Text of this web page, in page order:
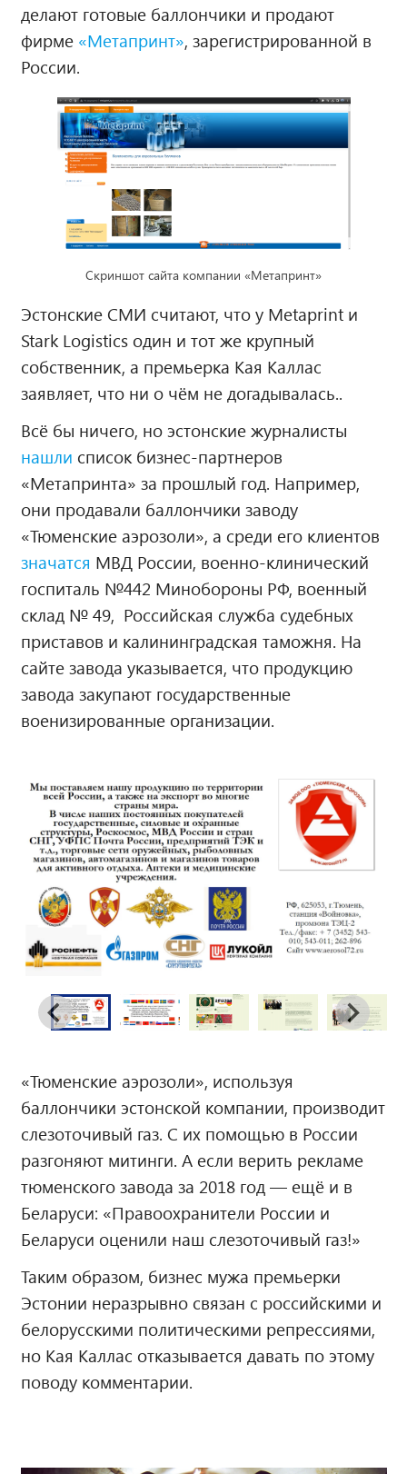
делают готовые баллончики и продают
фирме «Метапринт», зарегистрированной в
России.
Скриншот сайта компании «Метапринт»
Эстонские СМИ считают, что у Metaprint и
Stark Logistics один и тот же крупный
собственник, а премьерка Кая Каллас
заявляет, что ни о чём не догадывалась..
Всё бы ничего, но эстонские журналисты
нашли список бизнес-партнеров
«Метапринта» за прошлый год. Например,
они продавали баллончики заводу
«Тюменские аэрозоли», а среди его клиентов
значатся МВД России, военно-клинический
госпиталь №442 Минобороны РФ, военный
склад № 49, Российская служба судебных
приставов и калининградская таможня. На
сайте завода указывается, что продукцию
завода закупают государственные
военизированные организации.
«Тюменские аэрозоли», используя
баллончики эстонской компании, производит
слезоточивый газ. С их помощью в России
разгоняют митинги. А если верить рекламе
тюменского завода за 2018 год — ещё и в
Беларуси: «Правоохранители России и
Беларуси оценили наш слезоточивый газ!»
Таким образом, бизнес мужа премьерки
Эстонии неразрывно связан с российскими и
белорусскими политическими репрессиями,
но Кая Каллас отказывается давать по этому
поводу комментарии.